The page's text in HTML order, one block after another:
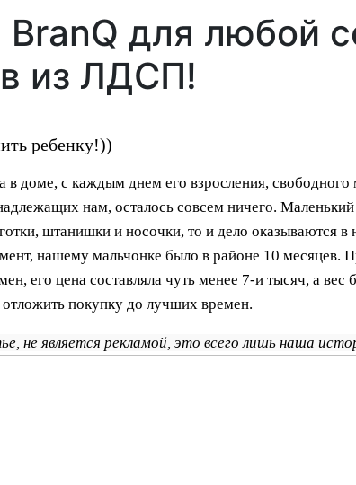
для любой
из ЛДСП!
ребенку!))
в доме, с каждым днем его взросления,
нам, осталось совсем ничего.
штанишки и носочки, то и дело оказываются в
нашему мальчонке было в районе 10
его цена составляла чуть менее 7-и тысяч, а
покупку до лучших времен.
не является рекламой, это всего лишь наша